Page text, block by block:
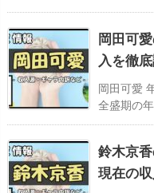
岡田可
入を徹
岡田可愛
全盛期の
鈴木京
現在の収